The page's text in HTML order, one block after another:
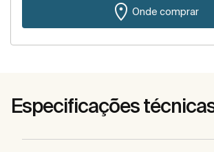
Onde comprar
Especificações